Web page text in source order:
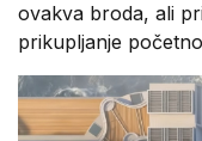
ovakva broda, ali
prikupljanje